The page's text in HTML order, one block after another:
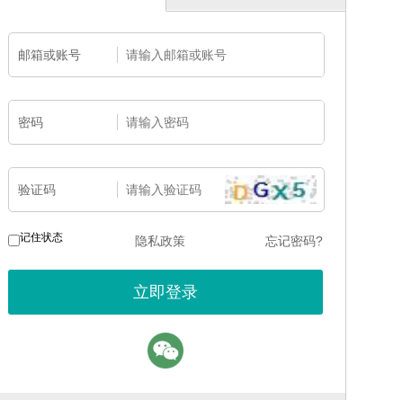
邮箱或账号
密码
验证码
记住状态 隐私政策 忘记密码?